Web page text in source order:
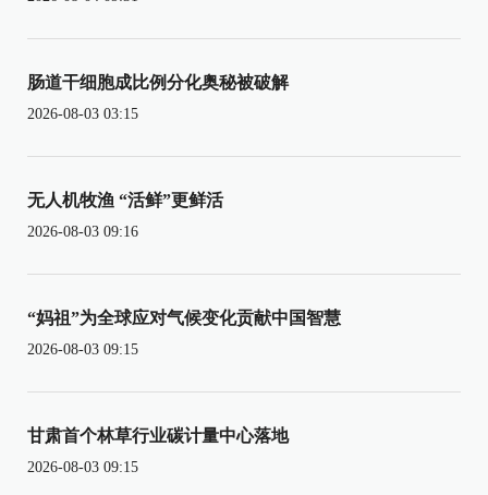
肠道干细胞成比例分化奥秘被破解
2026-08-03 03:15
无人机牧渔 “活鲜”更鲜活
2026-08-03 09:16
“妈祖”为全球应对气候变化贡献中国智慧
2026-08-03 09:15
甘肃首个林草行业碳计量中心落地
2026-08-03 09:15